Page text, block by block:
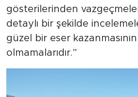
gösterilerinden
detaylı bir şekilde
güzel bir eser
olmamalarıdır.”